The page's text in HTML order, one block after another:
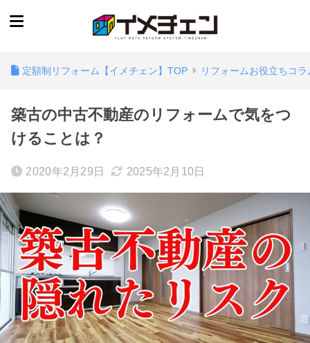
定額制リフォーム【イメチェン】TOP リフォームお役立ちコラ
築古の中古不動産のリフォームで気をつ
けることは？
2020年2月29日 2025年2月10日